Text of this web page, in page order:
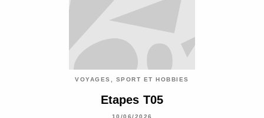
VOYAGES, SPORT ET HOBBIES
Etapes T05
10/06/2026